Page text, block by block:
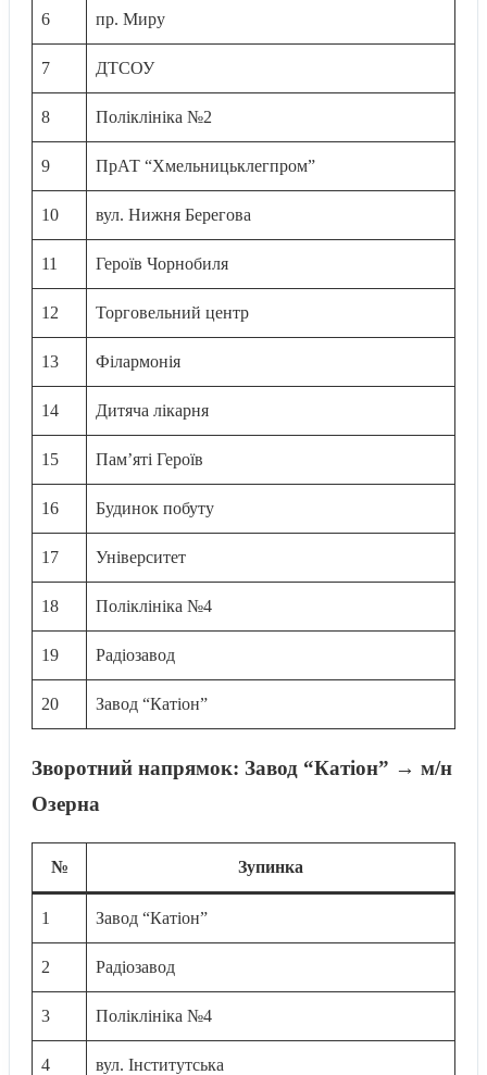
6 пр. Миру
7 ДТСОУ
8 Поліклініка №2
9 ПрАТ “Хмельницьклегпром”
10 вул. Нижня Берегова
11 Героїв Чорнобиля
12 Торговельний центр
13 Філармонія
14 Дитяча лікарня
15 Пам’яті Героїв
16 Будинок побуту
17 Університет
18 Поліклініка №4
19 Радіозавод
20 Завод “Катіон”
Зворотний напрямок: Завод “Катіон” → м/н
Озерна
№ Зупинка
1 Завод “Катіон”
2 Радіозавод
3 Поліклініка №4
4 вул. Інститутська